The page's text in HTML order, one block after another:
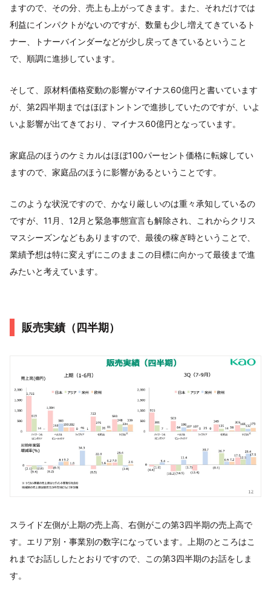
ますので、その分、売上も上がってきます。また、それだけでは
利益にインパクトがないのですが、数量も少し増えてきているト
ナー、トナーバインダーなどが少し戻ってきているということ
で、順調に進捗しています。
そして、原材料価格変動の影響がマイナス60億円と書いています
が、第2四半期まではほぼトントンで進捗していたのですが、いよ
いよ影響が出てきており、マイナス60億円となっています。
家庭品のほうのケミカルはほぼ100パーセント価格に転嫁してい
ますので、家庭品のほうに影響があるということです。
このような状況ですので、かなり厳しいのは重々承知しているの
ですが、11月、12月と緊急事態宣言も解除され、これからクリス
マスシーズンなどもありますので、最後の稼ぎ時ということで、
業績予想は特に変えずにこのままこの目標に向かって最後まで進
みたいと考えています。
販売実績（四半期）
スライド左側が上期の売上高、右側がこの第3四半期の売上高で
す。エリア別・事業別の数字になっています。上期のところはこ
れまでお話ししたとおりですので、この第3四半期のお話をしま
す。